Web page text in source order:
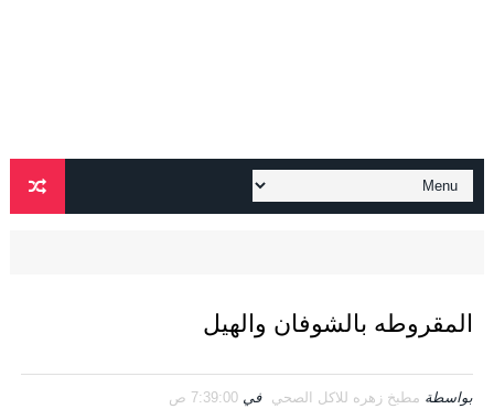
المقروطه بالشوفان والهيل
بواسطة مطبخ زهره للاكل الصحي في 7:39:00 ص